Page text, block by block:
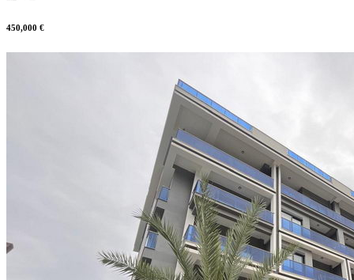
450,000 €